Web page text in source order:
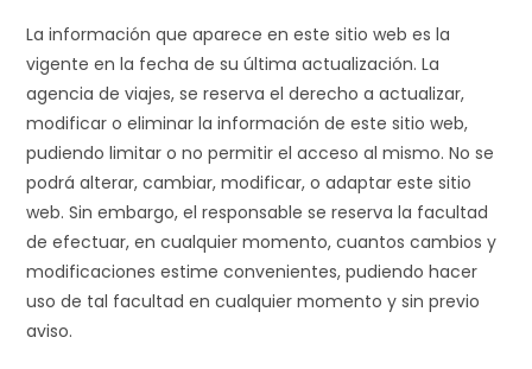
La información que aparece en este sitio web es la
vigente en la fecha de su última actualización. La
agencia de viajes, se reserva el derecho a actualizar,
modificar o eliminar la información de este sitio web,
pudiendo limitar o no permitir el acceso al mismo. No se
podrá alterar, cambiar, modificar, o adaptar este sitio
web. Sin embargo, el responsable se reserva la facultad
de efectuar, en cualquier momento, cuantos cambios y
modificaciones estime convenientes, pudiendo hacer
uso de tal facultad en cualquier momento y sin previo
aviso.